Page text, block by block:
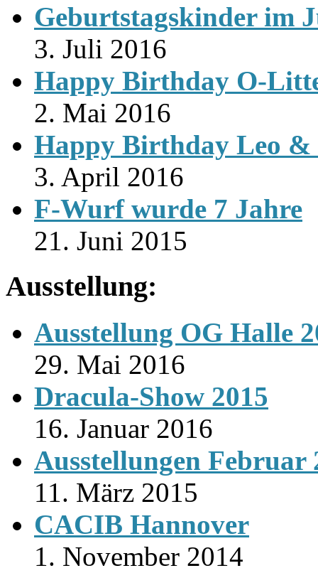
Geburtstagskinder im
3. Juli 2016
Happy Birthday O-
2. Mai 2016
Happy Birthday Leo &
3. April 2016
F-Wurf wurde 7 Jahre
21. Juni 2015
Ausstellung:
Ausstellung OG Halle
29. Mai 2016
Dracula-Show 2015
16. Januar 2016
Ausstellungen Februar
11. März 2015
CACIB Hannover
1. November 2014